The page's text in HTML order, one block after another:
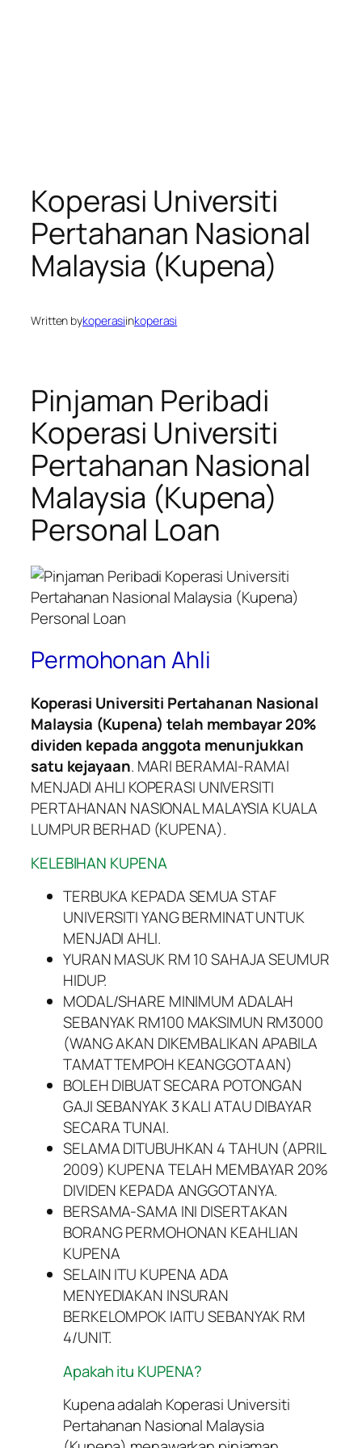
Koperasi Universiti
Pertahanan Nasional
Malaysia (Kupena)
Written bykoperasiinkoperasi
Pinjaman Peribadi
Koperasi Universiti
Pertahanan Nasional
Malaysia (Kupena)
Personal Loan
Permohonan Ahli
Koperasi Universiti Pertahanan Nasional
Malaysia (Kupena) telah membayar 20%
dividen kepada anggota menunjukkan
satu kejayaan. MARI BERAMAI-RAMAI
MENJADI AHLI KOPERASI UNIVERSITI
PERTAHANAN NASIONAL MALAYSIA KUALA
LUMPUR BERHAD (KUPENA).
KELEBIHAN KUPENA
TERBUKA KEPADA SEMUA STAF
UNIVERSITI YANG BERMINAT UNTUK
MENJADI AHLI.
YURAN MASUK RM 10 SAHAJA SEUMUR
HIDUP.
MODAL/SHARE MINIMUM ADALAH
SEBANYAK RM100 MAKSIMUN RM3000
(WANG AKAN DIKEMBALIKAN APABILA
TAMAT TEMPOH KEANGGOTAAN)
BOLEH DIBUAT SECARA POTONGAN
GAJI SEBANYAK 3 KALI ATAU DIBAYAR
SECARA TUNAI.
SELAMA DITUBUHKAN 4 TAHUN (APRIL
2009) KUPENA TELAH MEMBAYAR 20%
DIVIDEN KEPADA ANGGOTANYA.
BERSAMA-SAMA INI DISERTAKAN
BORANG PERMOHONAN KEAHLIAN
KUPENA
SELAIN ITU KUPENA ADA
MENYEDIAKAN INSURAN
BERKELOMPOK IAITU SEBANYAK RM
4/UNIT.
Apakah itu KUPENA?
Kupena adalah Koperasi Universiti
Pertahanan Nasional Malaysia